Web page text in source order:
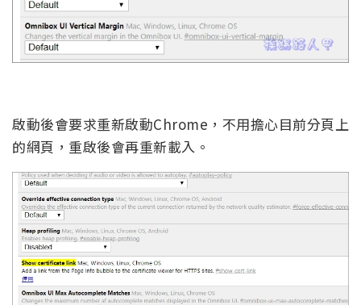
啟動後會要求重新啟動Chrome，不用擔心目前分頁上
的網頁，重啟後會再重新載入。